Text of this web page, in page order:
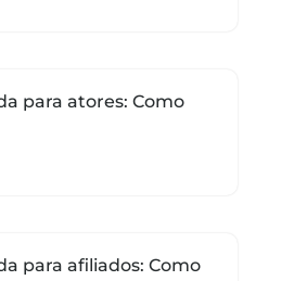
para atores: Como
para afiliados: Como